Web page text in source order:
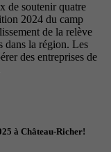
de soutenir quatre
2024 du camp
de la relève
dans la région. Les
des entreprises de
à Château-Richer!